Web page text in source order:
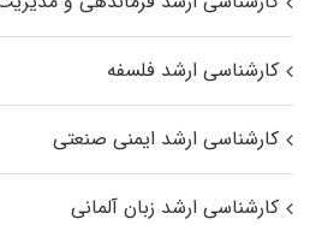
کارشناسی ارشد فلسفه
کارشناسی ارشد ایمنی صنعتی
کارشناسی ارشد زبان آلمانی